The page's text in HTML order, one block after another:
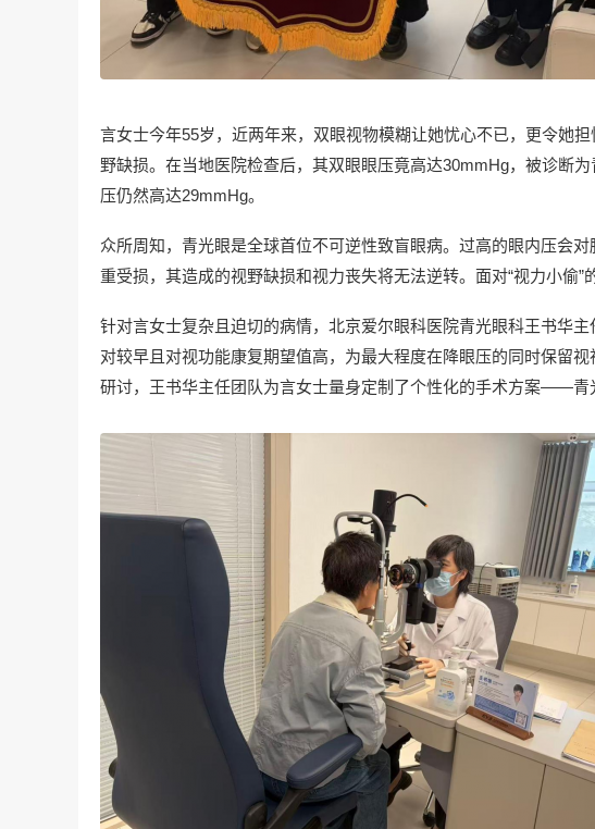
言女士今年55岁，近两年来，双眼视物模糊让她忧心不已，更令她
野缺损。在当地医院检查后，其双眼眼压竟高达30mmHg，被诊断
压仍然高达29mmHg。
众所周知，青光眼是全球首位不可逆性致盲眼病。过高的眼内压会
重受损，其造成的视野缺损和视力丧失将无法逆转。面对“视力小偷”
针对言女士复杂且迫切的病情，北京爱尔眼科医院青光眼科王书华
对较早且对视功能康复期望值高，为最大程度在降眼压的同时保留
研讨，王书华主任团队为言女士量身定制了个性化的手术方案——青